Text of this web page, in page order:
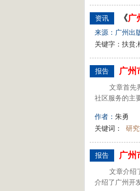
资讯 《广
来源：广州出
关键字：扶贫;
报告 广州
文章首先
社区服务的主
作者： 朱勇
关键词：
研
报告 广州
文章介绍
介绍了广州开